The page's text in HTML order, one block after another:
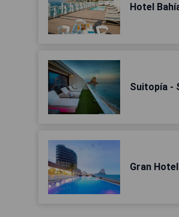
Hotel
Suitopía -
Gran